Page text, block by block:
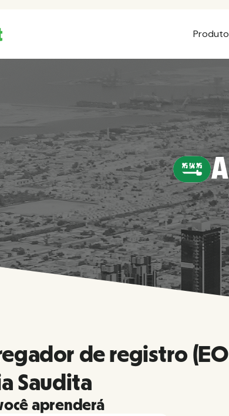
Produto
de registro
Saudita
aprenderá